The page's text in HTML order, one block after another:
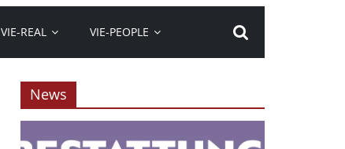
VIE-REAL VIE-PEOPLE
News